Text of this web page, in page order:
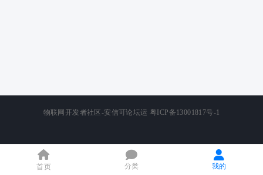
首页 分类 我的
物联网开发者社区-安信可论坛运 粤ICP备13001817号-1